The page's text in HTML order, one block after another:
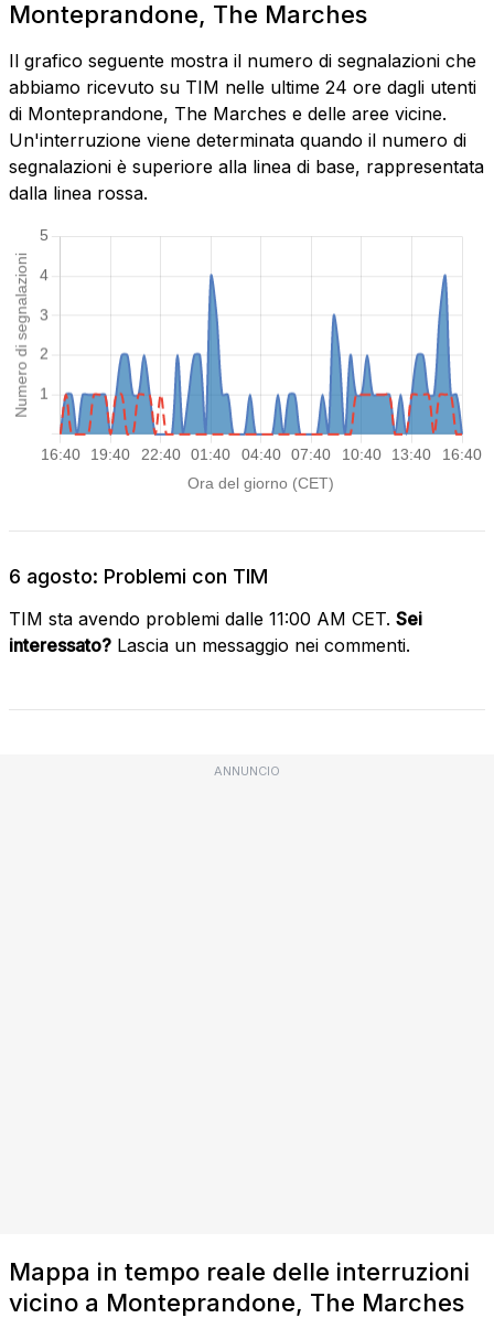
Monteprandone, The Marches
Il grafico seguente mostra il numero di segnalazioni che
abbiamo ricevuto su TIM nelle ultime 24 ore dagli utenti
di Monteprandone, The Marches e delle aree vicine.
Un'interruzione viene determinata quando il numero di
segnalazioni è superiore alla linea di base, rappresentata
dalla linea rossa.
6 agosto: Problemi con TIM
TIM sta avendo problemi dalle 11:00 AM CET. Sei
interessato? Lascia un messaggio nei commenti.
ANNUNCIO
Mappa in tempo reale delle interruzioni
vicino a Monteprandone, The Marches